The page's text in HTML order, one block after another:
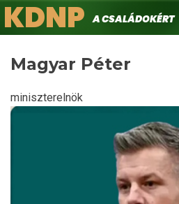
Ugrás
a
Keresés
KDNPA családokért.
Magyar Péter
miniszterelnök